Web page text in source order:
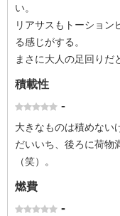
い。
リアサスもトーション
る感じがする。
まさに大人の足回りだ
積載性
-
大きなものは積めない
だいいち、後ろに荷物
（笑）。
燃費
-